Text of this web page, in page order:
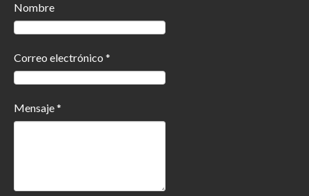
Nombre
Correo electrónico *
Mensaje*